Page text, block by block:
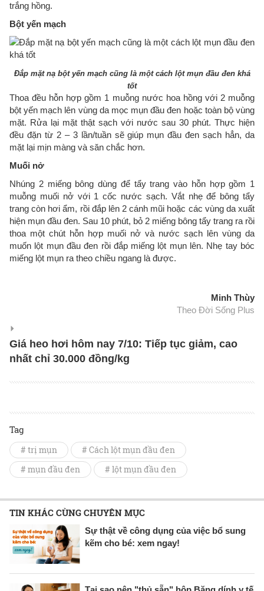
trắng hồng.
Bột yến mạch
Đắp mặt nạ bột yến mạch cũng là một cách lột mụn đầu đen khá
tốt
Thoa đều hỗn hợp gồm 1 muỗng nước hoa hồng với 2 muỗng
bột yến mạch lên vùng da mọc mụn đầu đen hoặc toàn bộ vùng
mặt. Rửa lại mặt thật sạch với nước sau 30 phút. Thực hiện
đều đặn từ 2 – 3 lần/tuần sẽ giúp mụn đầu đen sạch hẳn, da
mặt lại mịn màng và săn chắc hơn.
Muối nở
Nhúng 2 miếng bông dùng để tẩy trang vào hỗn hợp gồm 1
muỗng muối nở với 1 cốc nước sạch. Vắt nhẹ để bông tẩy
trang còn hơi ẩm, rồi đắp lên 2 cánh mũi hoặc các vùng da xuất
hiện mụn đầu đen. Sau 10 phút, bỏ 2 miếng bông tẩy trang ra rồi
thoa một chút hỗn hợp muối nở và nước sạch lên vùng da
muốn lột mụn đầu đen rồi đắp miếng lột mụn lên. Nhẹ tay bóc
miếng lột mụn ra theo chiều ngang là được.
Minh Thùy
Theo Đời Sống Plus
Giá heo hơi hôm nay 7/10: Tiếp tục giảm, cao
nhất chỉ 30.000 đồng/kg
Tag
# trị mụn
# Cách lột mụn đầu đen
# mụn đầu đen
# lột mụn đầu đen
TIN KHÁC CÙNG CHUYÊN MỤC
Sự thật về công dụng của việc bổ sung
kẽm cho bé: xem ngay!